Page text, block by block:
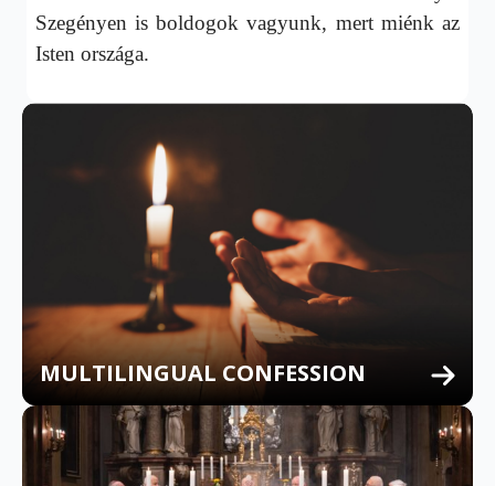
Szegényen is boldogok vagyunk, mert miénk az
Isten országa.
MULTILINGUAL CONFESSION